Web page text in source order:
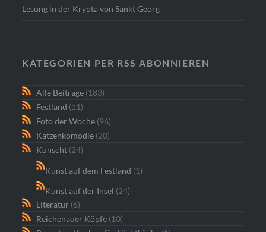
Lesung in der Krypta von Sankt Georg
KATEGORIEN PER RSS ABONNIEREN
Alle Beiträge (183)
Festland (11)
Foto der Woche (96)
Katzenkomödie (20)
Kunscht (24)
Kunst auf dem Festland (1)
Kunst auf der Insel (24)
Literatur (6)
Reichenauer Köpfe (10)